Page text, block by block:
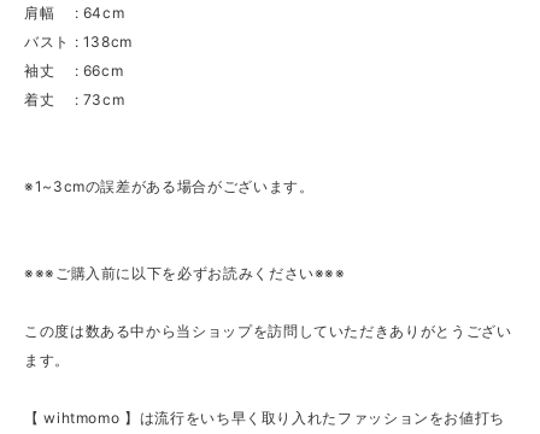
肩幅 : 64cm
バスト : 138cm
袖丈 : 66cm
着丈 : 73cm
※1~3cmの誤差がある場合がございます。
※※※ご購入前に以下を必ずお読みください※※※
この度は数ある中から当ショップを訪問していただきありがとうござい
ます。
【 wihtmomo 】は流行をいち早く取り入れたファッションをお値打ち